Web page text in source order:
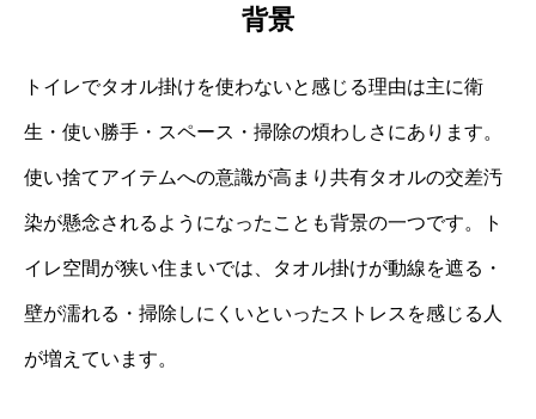
背景
トイレでタオル掛けを使わないと感じる理由は主に衛
生・使い勝手・スペース・掃除の煩わしさにあります。
使い捨てアイテムへの意識が高まり共有タオルの交差汚
染が懸念されるようになったことも背景の一つです。ト
イレ空間が狭い住まいでは、タオル掛けが動線を遮る・
壁が濡れる・掃除しにくいといったストレスを感じる人
が増えています。